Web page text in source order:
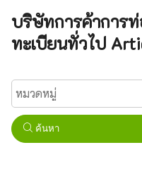
บริษัทการค้าการท่
ทะเบียนทั่วไป
ค้นหา